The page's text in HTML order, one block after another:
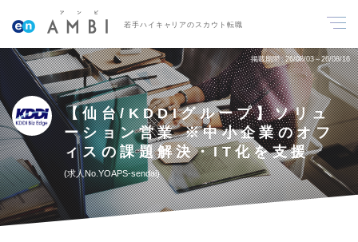
若手ハイキャリアのスカウト転職
掲載期間 26/08/03～26/08/16
【仙台/KDDIグループ】ソリュ
ーション営業 ※中小企業のオフ
ィスの課題解決・IT化を支援
求人No.YOAPS-sendai